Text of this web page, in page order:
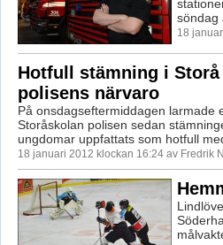
söndag
18
Hotfull stämning i Storå
polisens närvaro
På onsdagseftermiddagen larmade
Storåskolan polisen sedan
ungdomar uppfattats som hotfull
18 januari 2012 klockan 16:24 av Fredrik